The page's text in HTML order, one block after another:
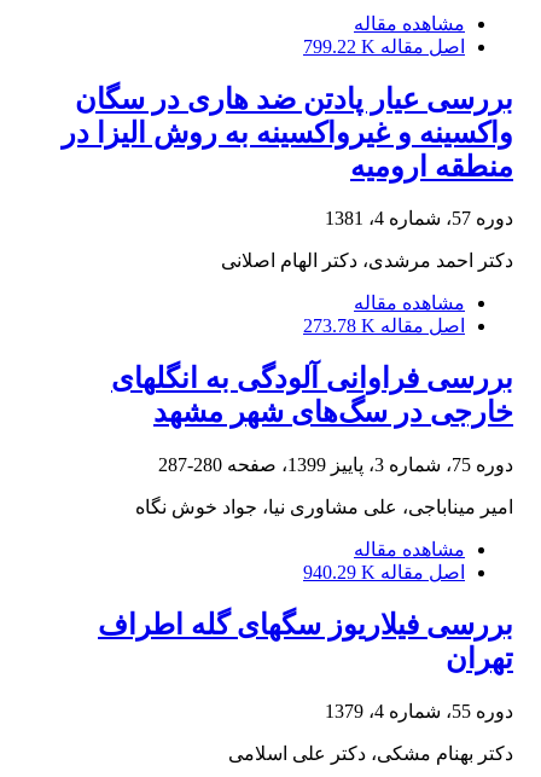
مشاهده مقاله
اصل مقاله 799.22 K
بررسی عیار پادتن ضد هاری در سگان
واکسینه و غیرواکسینه به روش الیزا در
منطقه ارومیه
دوره 57، شماره 4، 1381
دکتر احمد مرشدی، دکتر الهام اصلانی
مشاهده مقاله
اصل مقاله 273.78 K
بررسی فراوانی آلودگی به انگل‎های
خارجی در سگ‌های شهر مشهد
دوره 75، شماره 3، پاییز 1399، صفحه 280-287
امیر میناباجی، علی مشاوری نیا، جواد خوش نگاه
مشاهده مقاله
اصل مقاله 940.29 K
بررسی فیلاریوز سگهای گله اطراف
تهران
دوره 55، شماره 4، 1379
دکتر بهنام مشکی، دکتر علی اسلامی